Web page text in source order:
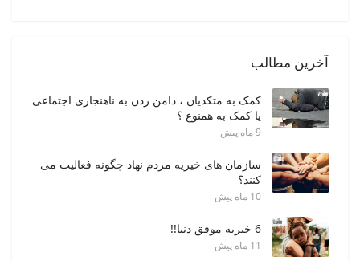
آخرین مطالب
کمک به متکدیان ، دامن زدن به ناهنجاری اجتماعی
یا کمک به همنوع ؟
9 ماه پیش
سازمان های خیریه مردم نهاد چگونه فعالیت می
کنند؟
10 ماه پیش
6 خیریه موفق دنیا!!
11 ماه پیش